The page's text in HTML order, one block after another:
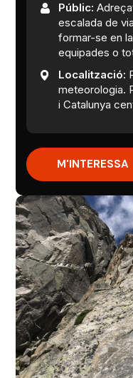
Públic:
escalada de
formar-se en
equipades o
Localització:
meteorologia.
i Catalunya
M'INTERESSA